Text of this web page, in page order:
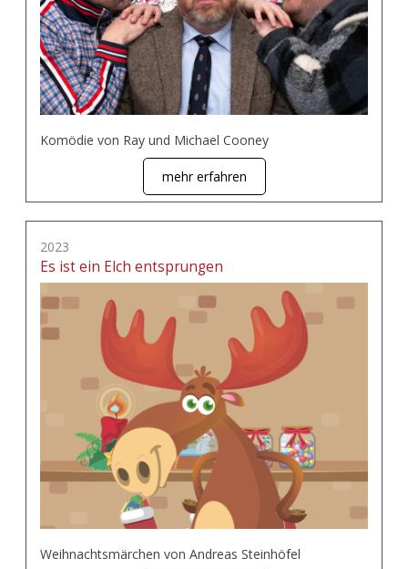
Komödie von Ray und Michael Cooney
mehr erfahren
2023
Es ist ein Elch entsprungen
Weihnachtsmärchen von Andreas Steinhöfel